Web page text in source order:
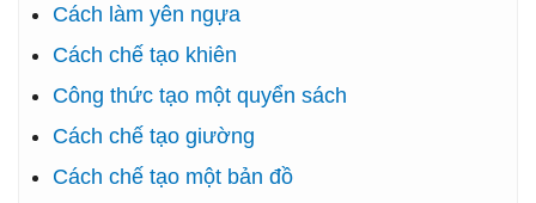
Cách làm yên ngựa
Cách chế tạo khiên
Công thức tạo một quyển sách
Cách chế tạo giường
Cách chế tạo một bản đồ